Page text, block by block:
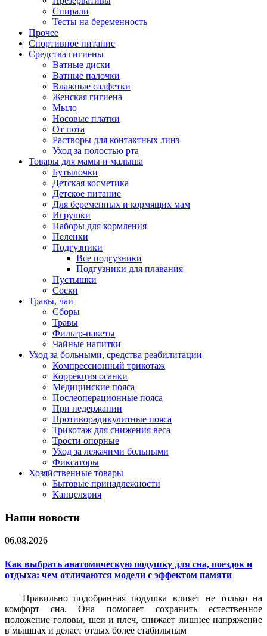
Спирали
Тесты на беременность
Прочее
Спортивное питание
Средства гигиены
Ватные диски
Ватные палочки
Влажные салфетки
Женская гигиена
Мыло
Носовые платки
От пота
Растворы для контактных линз
Уход за полостью рта
Товары для мамы и малыша
Бутылочки
Детская косметика
Детское питание
Для беременных и кормящих мам
Игрушки
Наборы для кормления
Пеленки
Подгузники
Все подгузники
Подгузники для плавания
Пустышки
Соски
Травы, чаи
Сборы
Травы
Фильтр-пакеты
Чайные напитки
Уход за больными, средства реабилитации
Компрессионный трикотаж
Коррекция осанки
Медицинские пояса
Послеоперационные пояса
При недержании
Противорадикулитные пояса
Трикотаж для снижения веса
Трости опорные
Уход за лежачими больными
Фиксаторы
Хозяйственные товары
Бытовые принадлежности
Канцелярия
Наши новости
06.08.2026
Как выбрать анатомическую подушку для сна, поездок и
отдыха: чем отличаются модели с эффектом памяти
Правильно подобранная подушка влияет не только на
комфорт сна. Она помогает сохранить естественное
положение головы, шеи и плеч, снижает лишнее напряжение
в мышцах и делает отдых более стабильным